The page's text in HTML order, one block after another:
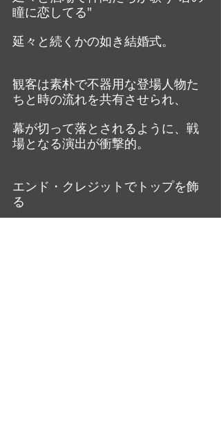
瞳に恋してる"
延々と続くかの如き結婚式。
観客は素朴で不器用な登場人物た
ちと時の流れを共有させられ、
幕が切って落とされるように、戦
場となる演出が衝撃的。
エンド・クレジットでトップを飾
る